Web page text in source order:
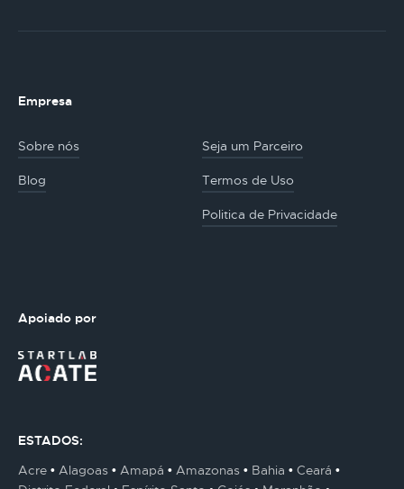
Empresa
Sobre nós Seja um Parceiro
Blog Termos de Uso
Politica de Privacidade
Apoiado por
ESTADOS:
Acre
Alagoas Amapá Amazonas Bahia
Ceará